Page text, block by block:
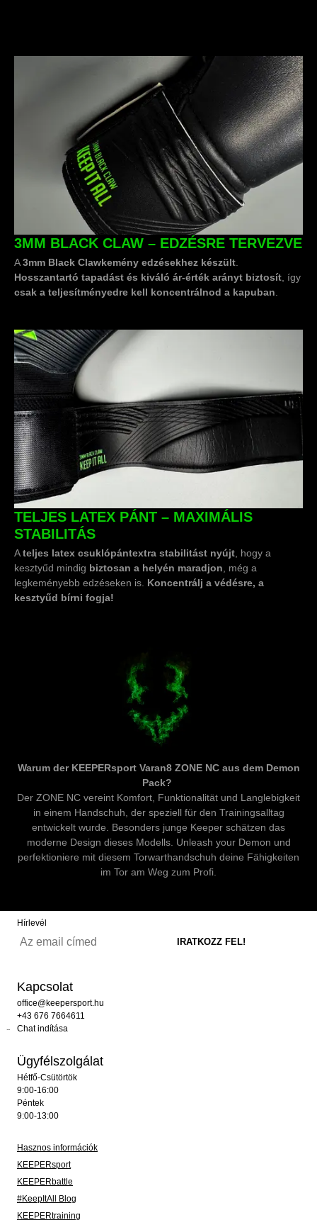
3MM BLACK CLAW – EDZÉSRE TERVEZVE
A3mm Black Clawkemény edzésekhez készült
Hosszantartó tapadást és kiváló ár-érték arányt biztosít , így
csak a teljesítményedre kell koncentrálnod a kapuban
TELJES LATEX PÁNT – MAXIMÁLIS
STABILITÁS
Ateljes latex csuklópántextra stabilitást nyújt , hogy a
kesztyűd mindig biztosan a helyén maradjon , még a
legkeményebb edzéseken is. Koncentrálj a védésre, a
kesztyűd bírni fogja!
Warum der KEEPERsport Varan8 ZONE NC aus dem Demon
Pack?
Der ZONE NC vereint Komfort, Funktionalität und Langlebigkeit
in einem Handschuh, der speziell für den Trainingsalltag
entwickelt wurde. Besonders junge Keeper schätzen das
moderne Design dieses Modells. Unleash your Demon und
perfektioniere mit diesem Torwarthandschuh deine Fähigkeiten
im Tor am Weg zum Profi.
Hírlevél
Kapcsolat
office@keepersport.hu
+43 676 7664611
Chat indítása
Ügyfélszolgálat
Hétfő-Csütörtök
9:00-16:00
Péntek
9:00-13:00
Hasznos információk
KEEPERsport
KEEPERbattle
#KeepItAll Blog
KEEPERtraining